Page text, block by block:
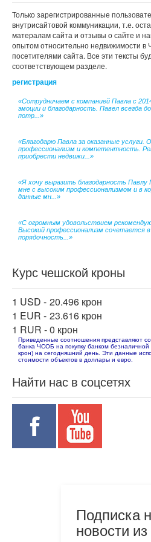
Только зарегистрированные
внутрисайтовой коммуникации, т.е.
матералам сайта и отзывы о сайте и
опытом относительно недвижимости в
посетителями сайта. Все эти тексты
соответствующем разделе.
регистрация
«Сотрудничаем с компанией Павла с
эмоции и благодарность. Павел всегда
потр...»
«Благодарю Павла за оказанные услуги.
профессионализм и компетентность.
приобрести недвижи...»
«Я хочу выразить благодарность Павлу
мне с высоким профессионализмом и в
данные мн...»
«С огромным удовольствием
Высокий профессионализм сочетается
порядочность...»
Курс чешской кроны
1 USD - 20.496 крон
1 EUR - 23.616 крон
1 RUR -0 крон
Приведенные соотношения представляют
банка ЧСОБ на покупку банком
крон) на сегодняшний день. Эти данные
стоимости объектов в доллары и евро.
Найти нас в соцсетях
Подписка
новости